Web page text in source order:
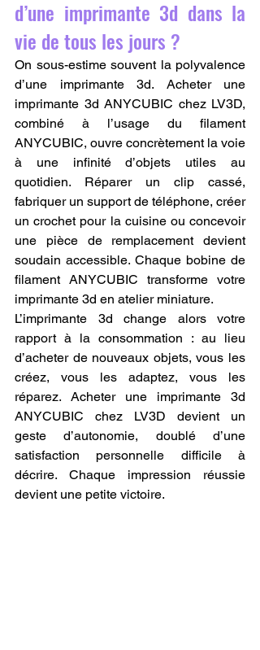
d’une imprimante 3d dans la
vie de tous les jours ?
On sous-estime souvent la polyvalence
d’une imprimante 3d. Acheter une
imprimante 3d ANYCUBIC chez LV3D,
combiné à l’usage du filament
ANYCUBIC, ouvre concrètement la voie
à une infinité d’objets utiles au
quotidien. Réparer un clip cassé,
fabriquer un support de téléphone, créer
un crochet pour la cuisine ou concevoir
une pièce de remplacement devient
soudain accessible. Chaque bobine de
filament ANYCUBIC transforme votre
imprimante 3d en atelier miniature.
L’imprimante 3d change alors votre
rapport à la consommation : au lieu
d’acheter de nouveaux objets, vous les
créez, vous les adaptez, vous les
réparez. Acheter une imprimante 3d
ANYCUBIC chez LV3D devient un
geste d’autonomie, doublé d’une
satisfaction personnelle difficile à
décrire. Chaque impression réussie
devient une petite victoire.